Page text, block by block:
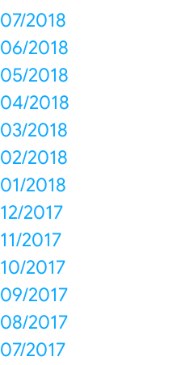
07/2018
06/2018
05/2018
04/2018
03/2018
02/2018
01/2018
12/2017
11/2017
10/2017
09/2017
08/2017
07/2017